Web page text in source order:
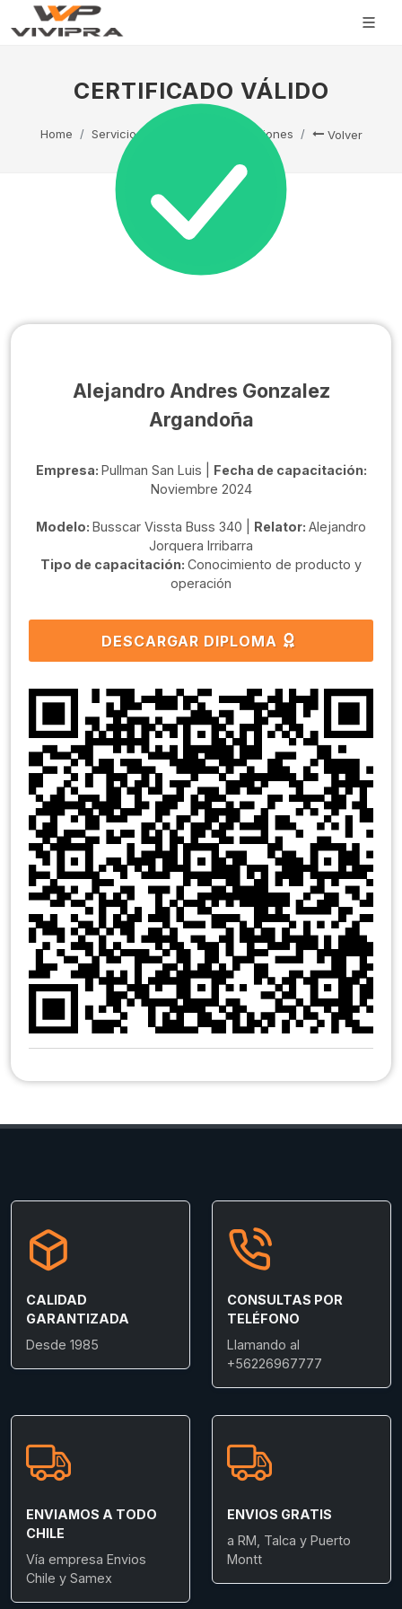
CERTIFICADO VÁLIDO
Home Servicio Técnico Capacitaciones Volver
Alejandro Andres Gonzalez
Argandoña
Empresa: Pullman San Luis | Fecha de capacitación:
Noviembre 2024
Modelo: Busscar Vissta Buss 340 | Relator: Alejandro
Jorquera Irribarra
Tipo de capacitación: Conocimiento de producto y
operación
DESCARGAR DIPLOMA
CALIDAD
GARANTIZADA
Desde 1985
CONSULTAS POR
TELÉFONO
Llamando al
+56226967777
ENVIAMOS A TODO
CHILE
Vía empresa Envios
Chile y Samex
ENVIOS GRATIS
a RM, Talca y Puerto
Montt